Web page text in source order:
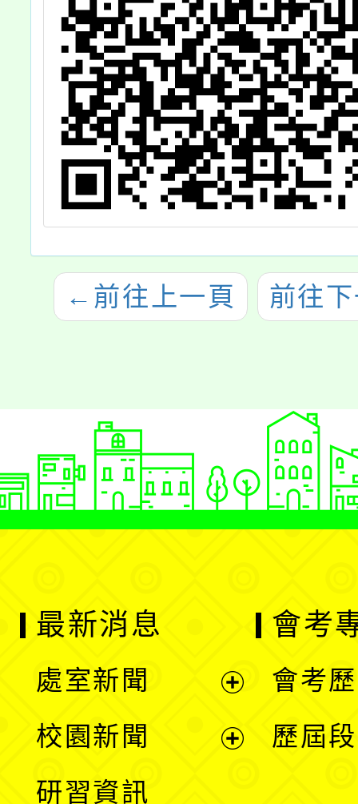
← 前往上一頁 前往
最新消息
處室新聞
校園新聞
研習資訊
會考
會考
歷屆